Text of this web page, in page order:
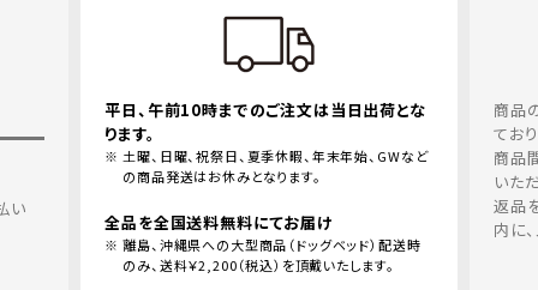
い
平日、午前10時までのご注文は当日出荷とな
ります。
土曜、日曜、祝祭日、夏季休暇、年末年始、GWなど
の商品発送はお休みとなります。
全品を全国送料無料にてお届け
離島、沖縄県への大型商品（ドッグベッド）配送時
のみ、送料￥2,200（税込）を頂戴いたします。
商品
てお
商品
いた
返品
内に